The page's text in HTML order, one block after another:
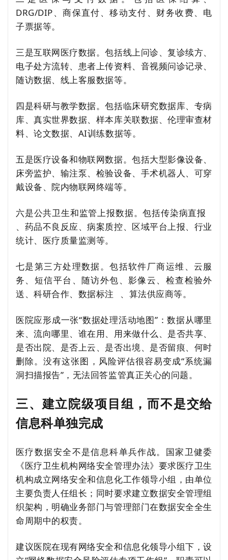
DRG/DIP、商保直付、移动支付、财务收费、电
子票据等。
三是互联网医疗数据。包括线上问诊、复诊续方、
电子处方流转、患者上传资料、音视频问诊记录、
随访数据、线上客服数据等。
四是科研与教学数据。包括临床研究数据库、专病
库、真实世界数据、样本库关联数据、伦理审查材
料、论文数据、AI训练数据等。
五是医疗设备和物联网数据。包括大型影像设备、
床旁监护、输注泵、检验设备、手术机器人、可穿
戴设备、院内物联网终端等。
六是公共卫生和监管上报数据。包括传染病直报
、药品不良反应、病案质控、区域平台上报、行业
统计、医疗质量监测等。
七是第三方处理数据。包括软件厂商运维、云服
务、短信平台、随访外包、影像云、检查检验外
送、科研合作、 数据标注 、算法供应商等。
医院应形成一张“数据处理活动地图”：数据从哪里
来、流向哪里、谁在用、用来做什么、是否共享、
是否出院、是否上云、是否出境、是否留痕、何时
删除。没有这张图，风险评估很容易变成“系统漏
洞扫描报告”，无法回答监管真正关心的问题。
三、建立院级项目组，而不是交给
信息科单独完成
医疗数据安全不是信息科单兵作战。国家卫健委
《医疗卫生机构网络安全管理办法》要求医疗卫生
机构成立网络安全和信息化工作领导小组，由单位
主要负责人任组长；同时要求建立数据安全管理组
织架构，明确业务部门与管理部门在数据安全全生
命周期中的权责。
建议医院在现有网络安全和信息化领导小组下，设